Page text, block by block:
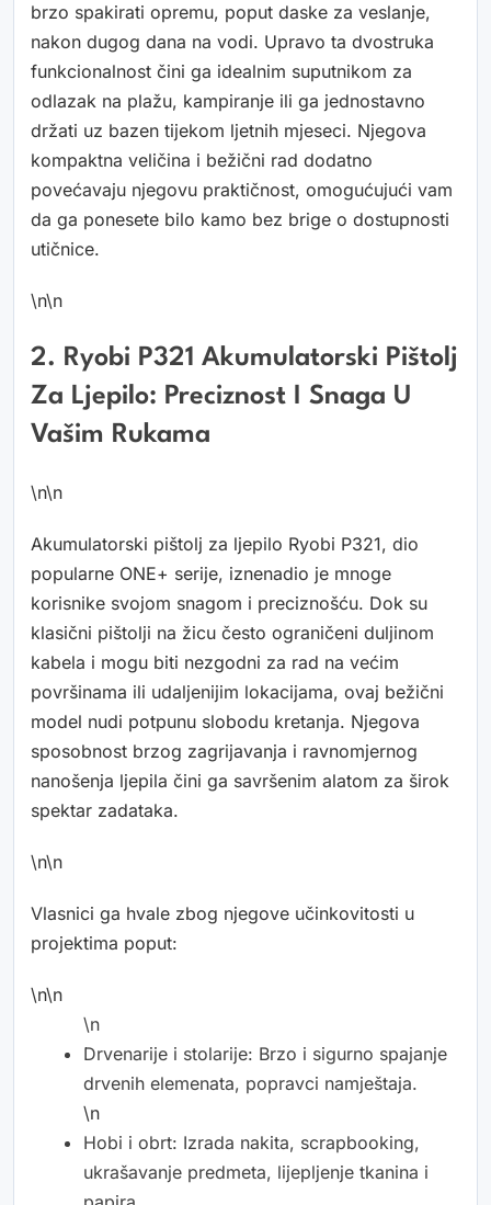
brzo spakirati opremu, poput daske za veslanje,
nakon dugog dana na vodi. Upravo ta dvostruka
funkcionalnost čini ga idealnim suputnikom za
odlazak na plažu, kampiranje ili ga jednostavno
držati uz bazen tijekom ljetnih mjeseci. Njegova
kompaktna veličina i bežični rad dodatno
povećavaju njegovu praktičnost, omogućujući vam
da ga ponesete bilo kamo bez brige o dostupnosti
utičnice.
\n\n
2. Ryobi P321 Akumulatorski Pištolj
Za Ljepilo: Preciznost I Snaga U
Vašim Rukama
\n\n
Akumulatorski pištolj za ljepilo Ryobi P321, dio
popularne ONE+ serije, iznenadio je mnoge
korisnike svojom snagom i preciznošću. Dok su
klasični pištolji na žicu često ograničeni duljinom
kabela i mogu biti nezgodni za rad na većim
površinama ili udaljenijim lokacijama, ovaj bežični
model nudi potpunu slobodu kretanja. Njegova
sposobnost brzog zagrijavanja i ravnomjernog
nanošenja ljepila čini ga savršenim alatom za širok
spektar zadataka.
\n\n
Vlasnici ga hvale zbog njegove učinkovitosti u
projektima poput:
\n\n
\n
Drvenarije i stolarije: Brzo i sigurno spajanje
drvenih elemenata, popravci namještaja.
\n
Hobi i obrt: Izrada nakita, scrapbooking,
ukrašavanje predmeta, lijepljenje tkanina i